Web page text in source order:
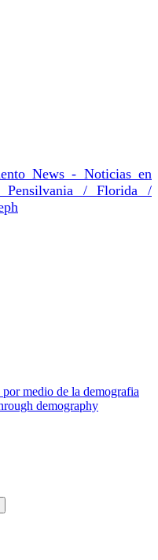
News - Noticias en
Pensilvania / Florida /
medio de la demografia
demography